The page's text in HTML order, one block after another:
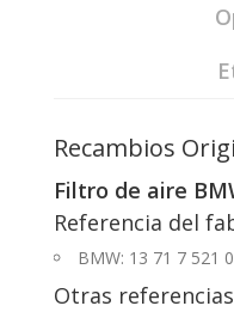
Recambios
Filtro de aire
Referencia del
BMW: 13 71 7 521
Otras